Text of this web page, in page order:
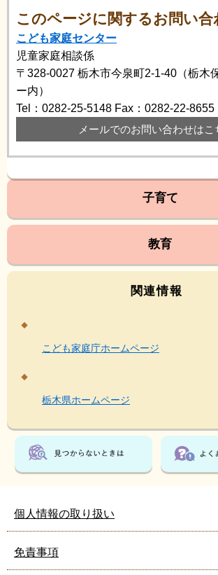
このページに関するお問い合
こども家庭センター
児童家庭相談係
〒328-0027 栃木市今泉町2-1-40（栃木
ー内）
Tel：0282-25-5148 Fax：0282-22-8655
メールでのお問い合わせはこ
子育て
教育
関連情報
こども家庭庁ホームページ
栃木県ホームページ
個人情報の取り扱い
免責事項